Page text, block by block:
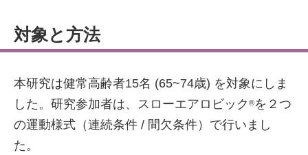
対象と方法
本研究は健常高齢者15名 (65~74歳) を対象にしま
した。研究参加者は、スローエアロビック ®を２つ
の運動様式（連続条件 / 間欠条件）で行いまし
た。